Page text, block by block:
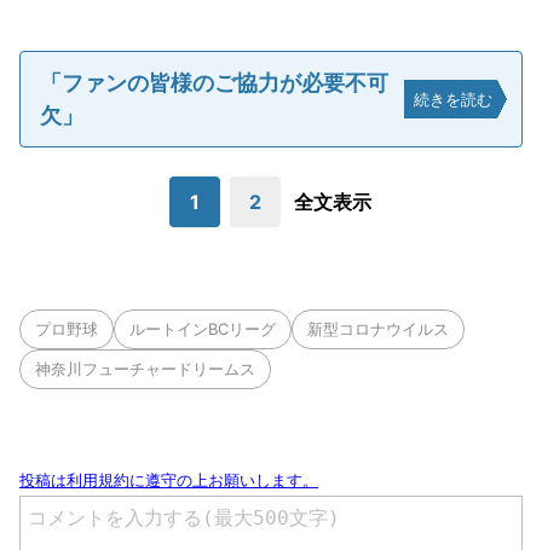
「ファンの皆様のご協力が必要不可
欠」
続きを読む
1 2 全文表示
プロ野球 ルートインBCリーグ 新型コロナウイルス
神奈川フューチャードリームス